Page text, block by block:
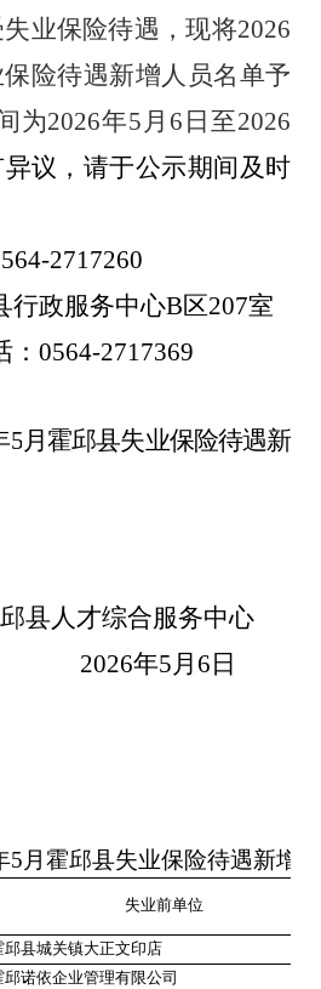
失业保险待遇，现将2026
险待遇新增人员名单予
为2026年5 月 6 日至2026
异议，请于公示期间及时
2717260
行政服务中心B区207室
0564-2717369
5月 霍邱县失业保险待遇新
县人才综合服务中心
2026年5月 6 日
5 月霍邱县失业保险待遇新增
失业前单位
邱县城关镇大正文印店
邱诺依企业管理有限公司